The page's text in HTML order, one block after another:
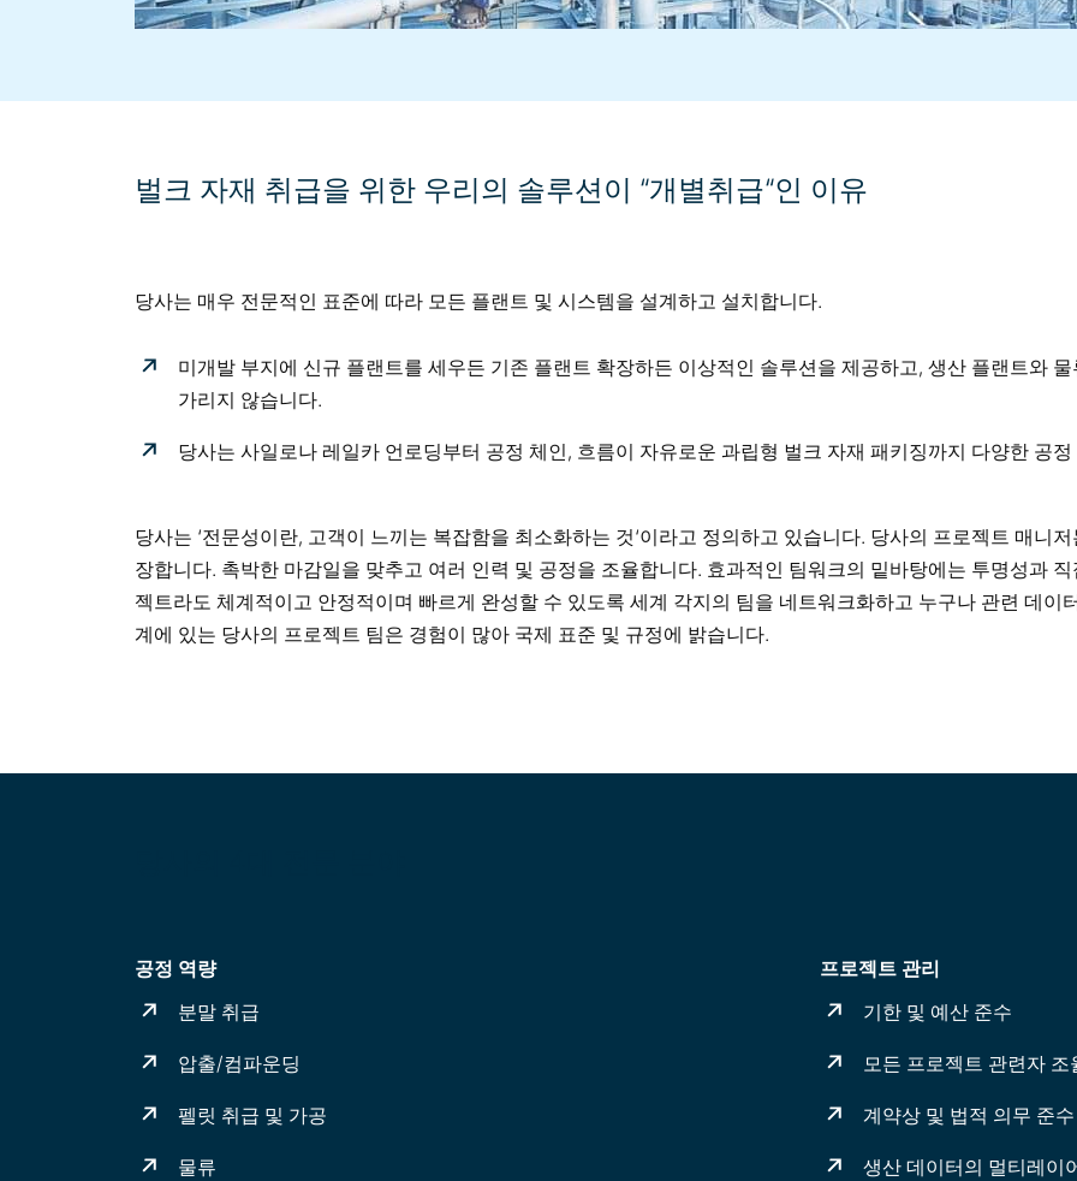
벌크 자재 취급을 위한 우리의 솔루션이 “개별취급“인 이유
당사는 매우 전문적인 표준에 따라 모든 플랜트 및 시스템을 설계하고 설치합니다.
미개발 부지에 신규 플랜트를 세우든 기존 플랜트 확장하든 이상적인 솔루션을 제공하고, 생산 플랜트와
가리지 않습니다.
당사는 사일로나 레일카 언로딩부터 공정 체인, 흐름이 자유로운 과립형 벌크 자재 패키징까지 다양한 공
당사는 ‘전문성이란, 고객이 느끼는 복잡함을 최소화하는 것‘이라고 정의하고 있습니다. 당사의 프로젝트 매니
장합니다. 촉박한 마감일을 맞추고 여러 인력 및 공정을 조율합니다. 효과적인 팀워크의 밑바탕에는 투명성과
젝트라도 체계적이고 안정적이며 빠르게 완성할 수 있도록 세계 각지의 팀을 네트워크화하고 누구나 관련 데이
계에 있는 당사의 프로젝트 팀은 경험이 많아 국제 표준 및 규정에 밝습니다.
공정 역량
분말 취급
압출/컴파운딩
펠릿 취급 및 가공
물류
프로젝트 관리
기한 및 예산 준수
모든 프로젝트 관련자 조
계약상 및 법적 의무 준수
생산 데이터의 멀티레이